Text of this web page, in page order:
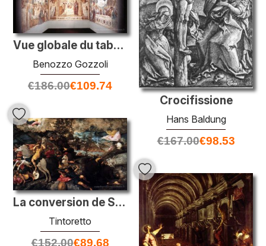
Crocifissione
Hans Baldung
€167.00€98.53
Vue globale du tabernacle de la Madonna Delle Tosse
Benozzo Gozzoli
€186.00€109.74
La conversion de Saul
Tintoretto
€152.00€89.68